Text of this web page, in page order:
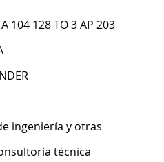
A 104 128 TO 3 AP 203
ingeniería y otras
técnica